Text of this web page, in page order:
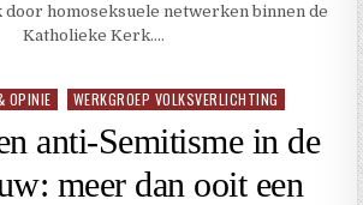
homoseksuele netwerken binnen de
Katholieke Kerk….
OPINIE WERKGROEP VOLKSVERLICHTING
anti-Semitisme in de
meer dan ooit een